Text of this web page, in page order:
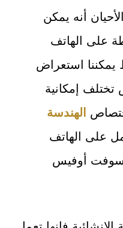
أنه يمكن
على الهاتف
يمكننا استعراض
إمكانية
الهندسة
على الهاتف
أوفيس